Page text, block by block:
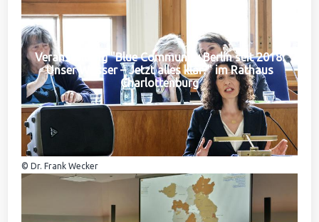
Veranstaltung "Blue Community Berlin seit 2018:
Unser Wasser – Jetzt alles klar?" im Rathaus
Charlottenburg
© Dr. Frank Wecker